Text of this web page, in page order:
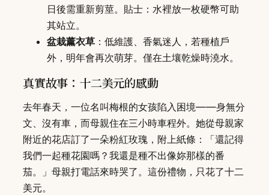
日後需重新剪莖。貼士：水裡放一枚硬幣可助
其站立。
盆栽薰衣草 ：低維護、香氣迷人，若種植戶
外，明年會再次萌芽。僅在土壤乾燥時澆水。
真實故事：十二美元的感動
去年春天，一位名叫梅根的女孩陷入困境——身無分
文、沒有車，而母親住在三小時車程外。她從母親家
附近的花店訂了一朵粉紅玫瑰，附上紙條：「還記得
我們一起種花園嗎？我還是種不出像妳那樣的番
茄。」母親打電話來時哭了。這份禮物，只花了十二
美元。